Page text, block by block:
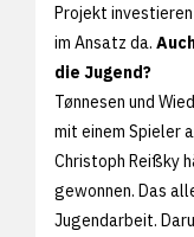
Projekt
im Ansatz da.
die Jugend?
Tønnesen und
mit einem Spieler
Christoph Reißky
gewonnen. Das
Jugendarbeit.